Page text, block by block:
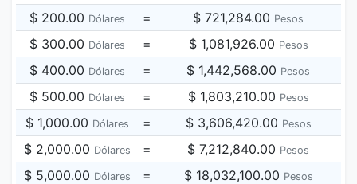
$ 200.00 Dólares = $ 721,284.00 Pesos
$ 300.00 Dólares = $ 1,081,926.00 Pesos
$ 400.00 Dólares = $ 1,442,568.00 Pesos
$ 500.00 Dólares = $ 1,803,210.00 Pesos
$ 1,000.00 Dólares = $ 3,606,420.00 Pesos
$ 2,000.00 Dólares = $ 7,212,840.00 Pesos
$ 5,000.00 Dólares = $ 18,032,100.00 Pesos